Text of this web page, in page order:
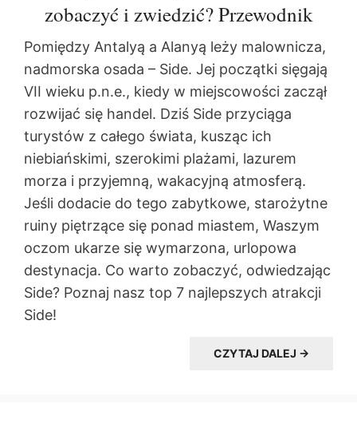
zobaczyć i zwiedzić? Przewodnik
Pomiędzy Antalyą a Alanyą leży malownicza,
nadmorska osada – Side. Jej początki sięgają
VII wieku p.n.e., kiedy w miejscowości zaczął
rozwijać się handel. Dziś Side przyciąga
turystów z całego świata, kusząc ich
niebiańskimi, szerokimi plażami, lazurem
morza i przyjemną, wakacyjną atmosferą.
Jeśli dodacie do tego zabytkowe, starożytne
ruiny piętrzące się ponad miastem, Waszym
oczom ukarze się wymarzona, urlopowa
destynacja. Co warto zobaczyć, odwiedzając
Side? Poznaj nasz top 7 najlepszych atrakcji
Side!
CZYTAJ DALEJ →